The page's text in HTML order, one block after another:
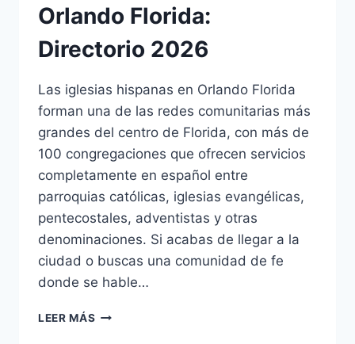
Orlando Florida:
Directorio 2026
Las iglesias hispanas en Orlando Florida
forman una de las redes comunitarias más
grandes del centro de Florida, con más de
100 congregaciones que ofrecen servicios
completamente en español entre
parroquias católicas, iglesias evangélicas,
pentecostales, adventistas y otras
denominaciones. Si acabas de llegar a la
ciudad o buscas una comunidad de fe
donde se hable…
LEER MÁS IGLESIAS